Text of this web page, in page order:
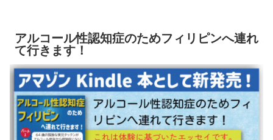
アルコール性認知症のためフィリピンへ連れ
て行きます！